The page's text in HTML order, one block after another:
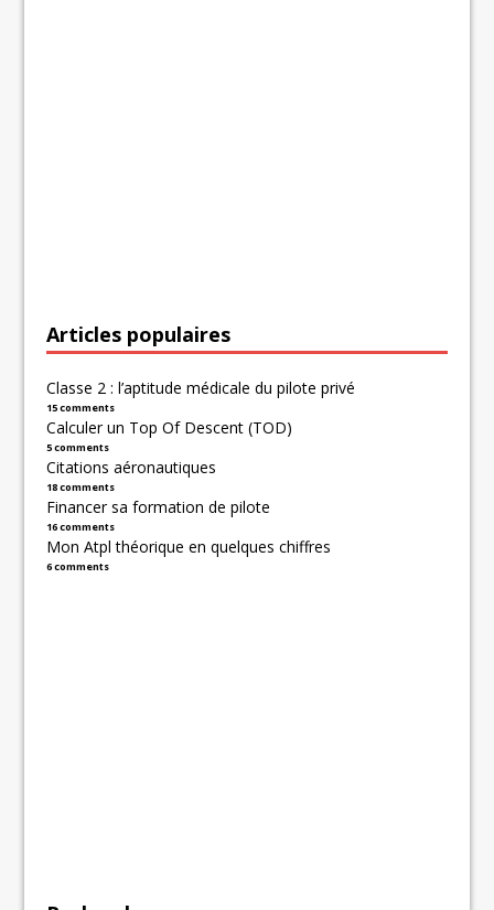
Articles populaires
Classe 2 : l’aptitude médicale du pilote privé
15 comments
Calculer un Top Of Descent (TOD)
5 comments
Citations aéronautiques
18 comments
Financer sa formation de pilote
16 comments
Mon Atpl théorique en quelques chiffres
6 comments